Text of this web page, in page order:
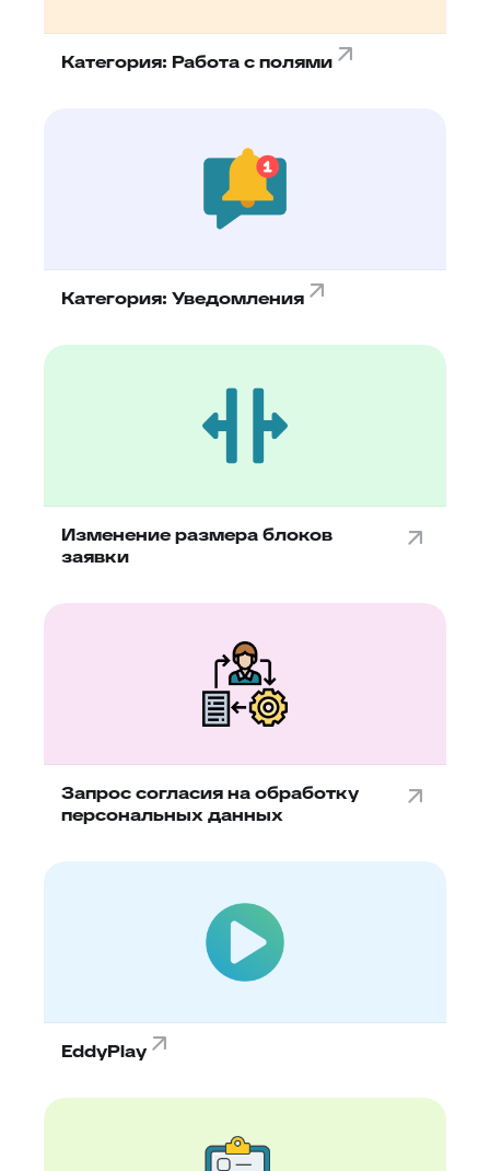
Категория: Работа с полями
Категория: Уведомления
Изменение размера блоков
заявки
Запрос согласия на обработку
персональных данных
EddyPlay